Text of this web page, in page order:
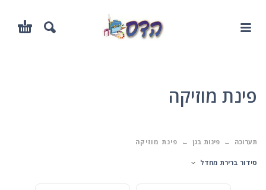
פינת מוזיקה
תערוכה פינות בגן פינת מוזיקה
סידור ברירת מחדל